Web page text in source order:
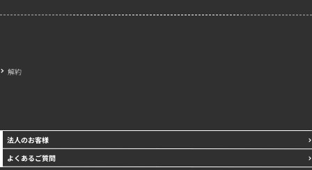
解約
法人のお客様
よくあるご質問